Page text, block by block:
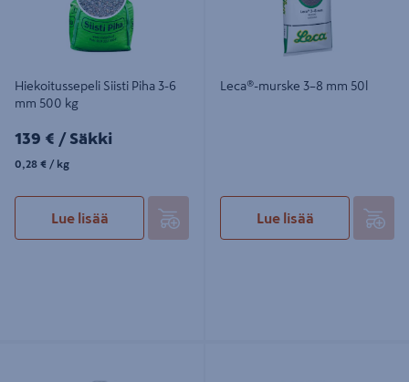
Hiekoitussepeli Siisti Piha 3-6
mm 500 kg
139€/Säkki
139 € / Säkki
0,28€/kg
0,28 € / kg
Lue lisää
Leca®-murske 3–8 mm 50l
Lue lisää